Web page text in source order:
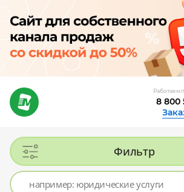
Работаем
8 800
Фильтр